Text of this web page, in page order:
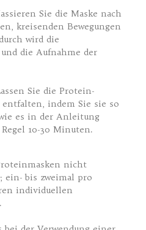
Sie die Maske nach
kreisenden Bewegungen
wird die
die Aufnahme der
Sie die Protein-
indem Sie sie so
es in der Anleitung
10-30 Minuten.
nicht
ein- bis zweimal pro
individuellen